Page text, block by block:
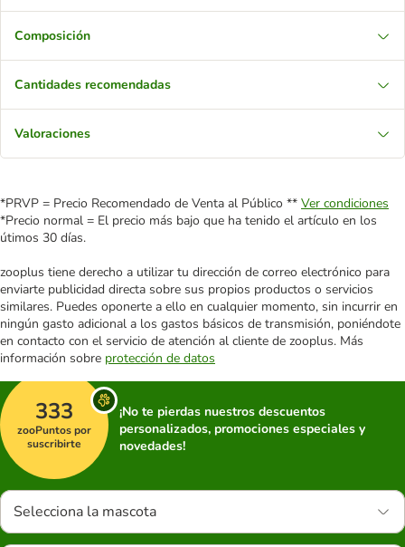
Composición
Cantidades recomendadas
Valoraciones
*PRVP = Precio Recomendado de Venta al Público ** Ver condiciones
*Precio normal = El precio más bajo que ha tenido el artículo en los
útimos 30 días.
zooplus tiene derecho a utilizar tu dirección de correo electrónico para
enviarte publicidad directa sobre sus propios productos o servicios
similares. Puedes oponerte a ello en cualquier momento, sin incurrir en
ningún gasto adicional a los gastos básicos de transmisión, poniéndote
en contacto con el servicio de atención al cliente de zooplus. Más
información sobre protección de datos
333
zooPuntos por
suscribirte
¡No te pierdas nuestros descuentos
personalizados, promociones especiales y
novedades!
Selecciona la mascota